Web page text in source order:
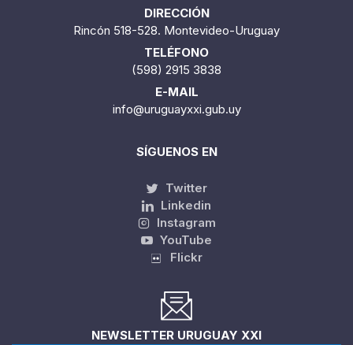
DIRECCIÓN
Rincón 518-528. Montevideo-Uruguay
TELÉFONO
(598) 2915 3838
E-MAIL
info@uruguayxxi.gub.uy
SÍGUENOS EN
Twitter
Linkedin
Instagram
YouTube
Flickr
NEWSLETTER URUGUAY XXI